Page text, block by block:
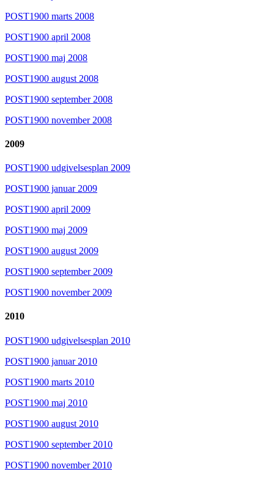
POST1900 marts 2008
POST1900 april 2008
POST1900 maj 2008
POST1900 august 2008
POST1900 september 2008
POST1900 november 2008
2009
POST1900 udgivelsesplan 2009
POST1900 januar 2009
POST1900 april 2009
POST1900 maj 2009
POST1900 august 2009
POST1900 september 2009
POST1900 november 2009
2010
POST1900 udgivelsesplan 2010
POST1900 januar 2010
POST1900 marts 2010
POST1900 maj 2010
POST1900 august 2010
POST1900 september 2010
POST1900 november 2010